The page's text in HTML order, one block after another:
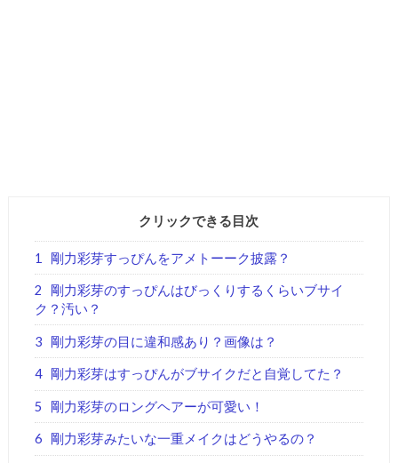
クリックできる目次
1 剛力彩芽すっぴんをアメトーーク披露？
2
剛力彩芽のすっぴんはびっくりするくらいブサイ
ク？汚い？
3 剛力彩芽の目に違和感あり？画像は？
4 剛力彩芽はすっぴんがブサイクだと自覚してた？
5 剛力彩芽のロングヘアーが可愛い！
6 剛力彩芽みたいな一重メイクはどうやるの？